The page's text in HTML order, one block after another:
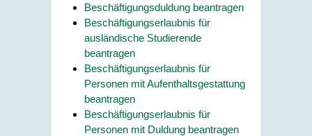
Beschäftigungsduldung beantragen
Beschäftigungserlaubnis für
ausländische Studierende
beantragen
Beschäftigungserlaubnis für
Personen mit Aufenthaltsgestattung
beantragen
Beschäftigungserlaubnis für
Personen mit Duldung beantragen